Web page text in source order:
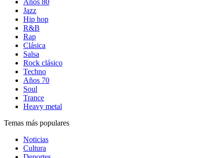
Años 80
Jazz
Hip hop
R&B
Rap
Clásica
Salsa
Rock clásico
Techno
Años 70
Soul
Trance
Heavy metal
Temas más populares
Noticias
Cultura